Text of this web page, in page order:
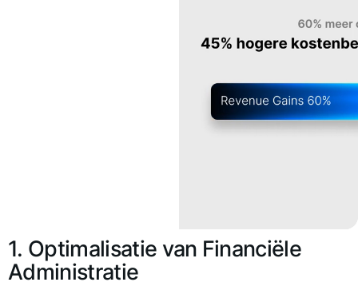
1. Optimalisatie van Financiële
Administratie